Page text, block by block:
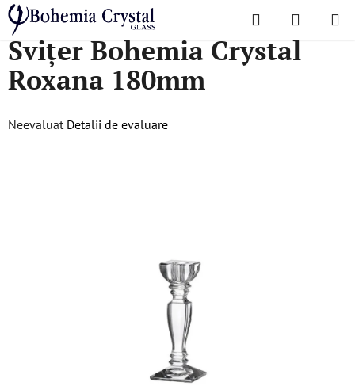
Treci
conținut
Căutare
DE
Acasă
/ Accesorii / Candelabre / Svițer Bohemia Crystal Roxana 180mm
Svițer Bohemia Crystal
Roxana 180mm
Evaluarea
Neevaluat Detalii de evaluare